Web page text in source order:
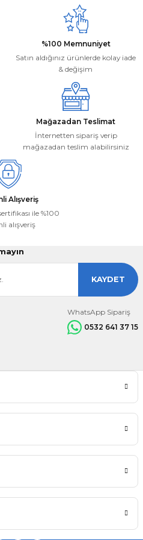
bulunuyor.
pahalı.
olmalı.
%100 Memnuniyet
Satın aldığınız ürünlerde kolay iade
& değişim
Mağazadan Teslimat
İnternetten sipariş verip
mağazadan teslim alabilirsiniz
Alışveriş
ile %100
alışveriş
KAYDET
WhatsApp Sipariş
0532 641 37 15